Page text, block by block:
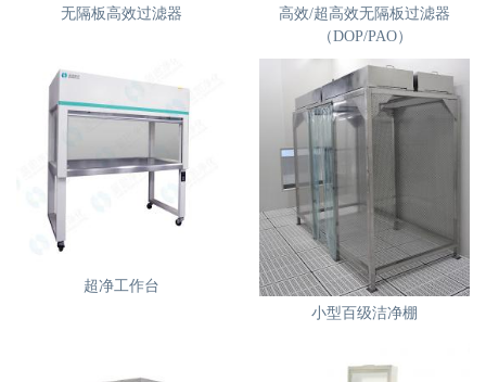
无隔板高效过滤器
高效/超高效无隔板过滤器
（DOP/PAO）
超净工作台
小型百级洁净棚